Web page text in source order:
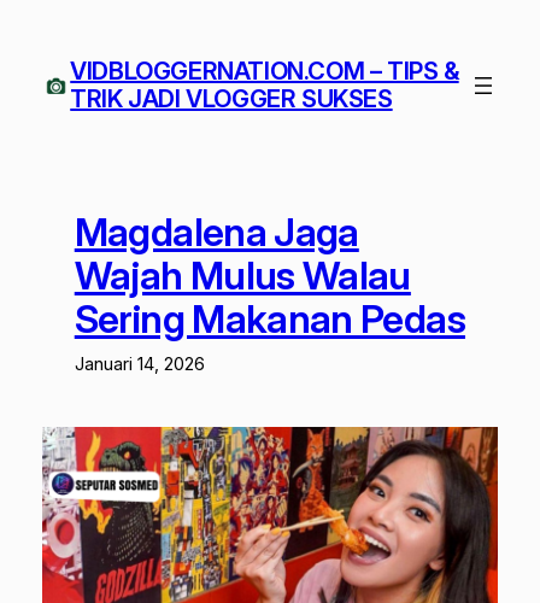
konten VIDBLOGGERNATION.COM – TIPS &
TRIK JADI VLOGGER SUKSES
Magdalena Jaga
Wajah Mulus Walau
Sering Makanan Pedas
Januari 14, 2026